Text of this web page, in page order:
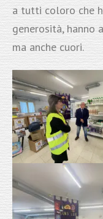
a tutti coloro che
generosità, hanno
ma anche cuori.